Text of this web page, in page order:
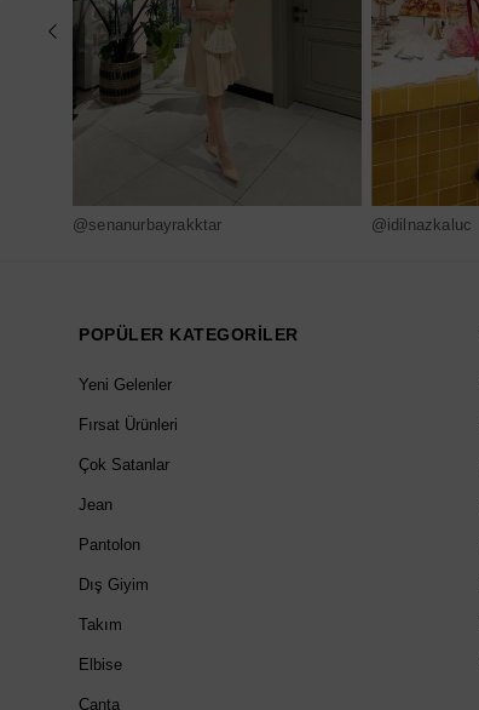
@senanurbayrakktar @idilnazkaluc
POPÜLER KATEGORİLER
Yeni Gelenler
Fırsat Ürünleri
Çok Satanlar
Jean
Pantolon
Dış Giyim
Takım
Elbise
Çanta